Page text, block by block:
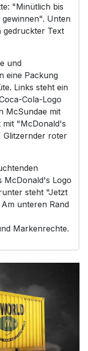
"Minütlich bis
Unten
gedruckter Text
und
eine Packung
Links steht ein
Cola-Logo
McSundae mit
mit "McDonald's
Glitzernder roter
McDonald's Logo
steht "Jetzt
unteren Rand
Markenrechte.